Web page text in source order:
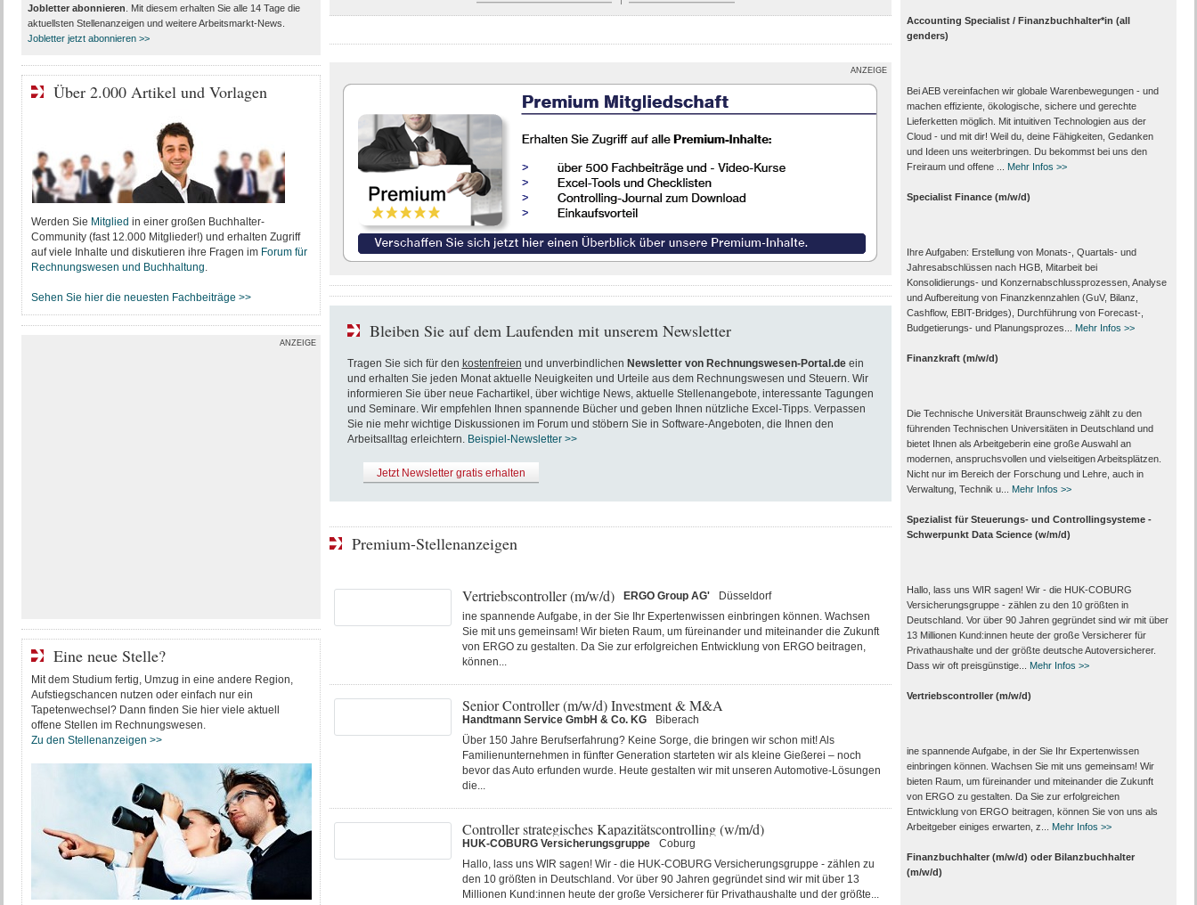
ANZEIGE
Bleiben Sie auf dem Laufenden mit unserem Newsletter
Tragen Sie sich für den kostenfreien und unverbindlichen Newsletter von Rechnungswesen-Portal.deein
und erhalten Sie jeden Monat aktuelle Neuigkeiten und Urteile aus dem Rechnungswesen und Steuern. Wir
informieren Sie über neue Fachartikel, über wichtige News, aktuelle Stellenangebote, interessante Tagungen
und Seminare. Wir empfehlen Ihnen spannende Bücher und geben Ihnen nützliche Excel-Tipps. Verpassen
Sie nie mehr wichtige Diskussionen im Forum und stöbern Sie in Software-Angeboten, die Ihnen den
Arbeitsalltag erleichtern. Beispiel-Newsletter >>
Jetzt Newsletter gratis erhalten
Premium-Stellenanzeigen
Vertriebscontroller (m/w/d) ERGO Group AG'
Düsseldorf
ine spannende Aufgabe, in der Sie Ihr Expertenwissen einbringen können. Wachsen
Sie mit uns gemeinsam! Wir bieten Raum, um füreinander und miteinander die Zukunft
von ERGO zu gestalten. Da Sie zur erfolgreichen Entwicklung von ERGO beitragen,
können...
Senior Controller (m/w/d) Investment & M&A
Handtmann Service GmbH & Co. KG
Biberach
Über 150 Jahre Berufserfahrung? Keine Sorge, die bringen wir schon mit! Als
Familienunternehmen in fünfter Generation starteten wir als kleine Gießerei – noch
bevor das Auto erfunden wurde. Heute gestalten wir mit unseren Automotive-Lösungen
die...
Controller strategisches Kapazitätscontrolling (w/m/d)
HUK-COBURG Versicherungsgruppe
Coburg
Hallo, lass uns WIR sagen! Wir - die HUK-COBURG Versicherungsgruppe - zählen zu
den 10 größten in Deutschland. Vor über 90 Jahren gegründet sind wir mit über 13
Millionen Kund:innen heute der große Versicherer für Privathaushalte und der größte...
Jobletter abonnieren . Mit diesem erhalten Sie alle 14 Tage die
aktuellsten Stellenanzeigen und weitere Arbeitsmarkt-News.
Jobletter jetzt abonnieren >>
Über 2.000 Artikel und Vorlagen
Werden Sie Mitglied in einer großen Buchhalter-
Community (fast 12.000 Mitglieder!) und erhalten Zugriff
auf viele Inhalte und diskutieren ihre Fragen im Forum für
Rechnungswesen und Buchhaltung.
Sehen Sie hier die neuesten Fachbeiträge >>
ANZEIGE
Eine neue Stelle?
Mit dem Studium fertig, Umzug in eine andere Region,
Aufstiegschancen nutzen oder einfach nur ein
Tapetenwechsel? Dann finden Sie hier viele aktuell
offene Stellen im Rechnungswesen.
Zu den Stellenanzeigen >>
Accounting Specialist / Finanzbuchhalter*in (all
genders)
Bei AEB vereinfachen wir globale Warenbewegungen - und
machen effiziente, ökologische, sichere und gerechte
Lieferketten möglich. Mit intuitiven Technologien aus der
Cloud - und mit dir! Weil du, deine Fähigkeiten, Gedanken
und Ideen uns weiterbringen. Du bekommst bei uns den
Freiraum und offene ...
Mehr Infos >>
Specialist Finance (m/w/d)
Ihre Aufgaben: Erstellung von Monats‑, Quartals‑ und
Jahresabschlüssen nach HGB, Mitarbeit bei
Konsolidierungs‑ und Konzernabschlussprozessen, Analyse
und Aufbereitung von Finanzkennzahlen (GuV, Bilanz,
Cashflow, EBIT-Bridges), Durchführung von Forecast‑,
Budgetierungs‑ und Planungsprozes...
Mehr Infos >>
Finanzkraft (m/w/d)
Die Technische Universität Braunschweig zählt zu den
führenden Technischen Universitäten in Deutschland und
bietet Ihnen als Arbeit­geberin eine große Auswahl an
modernen, anspruchsvollen und vielseitigen Arbeits­plätzen.
Nicht nur im Bereich der Forschung und Lehre, auch in
Verwaltung, Technik u...
Mehr Infos >>
Spezialist für Steuerungs- und Controllingsysteme -
Schwerpunkt Data Science (w/m/d)
Hallo, lass uns WIR sagen! Wir - die HUK-COBURG
Versicherungsgruppe - zählen zu den 10 größten in
Deutschland. Vor über 90 Jahren gegründet sind wir mit über
13 Millionen Kund:innen heute der große Versicherer für
Privathaushalte und der größte deutsche Autoversicherer.
Dass wir oft preisgünstige...
Mehr Infos >>
Vertriebscontroller (m/w/d)
ine spannende Aufgabe, in der Sie Ihr Expertenwissen
einbringen können. Wachsen Sie mit uns gemeinsam! Wir
bieten Raum, um füreinander und miteinander die Zukunft
von ERGO zu gestalten. Da Sie zur erfolgreichen
Entwicklung von ERGO beitragen, können Sie von uns als
Arbeitgeber einiges erwarten, z...
Mehr Infos >>
Finanzbuchhalter (m/w/d) oder Bilanzbuchhalter
(m/w/d)